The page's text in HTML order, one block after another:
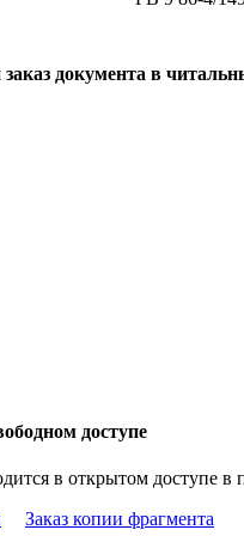
документа в
доступе
в открытом доступе
Заказ копии фрагмента